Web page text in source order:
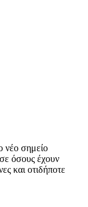
νέο σημείο
όσους έχουν
και οτιδήποτε